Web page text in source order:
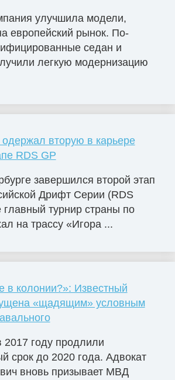
улучшила модели,
европейский рынок. По-
седан и
легкую модернизацию
вторую в карьере
RDS GP
завершился второй этап
Дрифт Серии (RDS
турнир страны по
на трассу «Игора ...
в колонии?»: Известный
«щадящим» условным
году продлили
срок до 2020 года. Адвокат
вновь призывает МВД